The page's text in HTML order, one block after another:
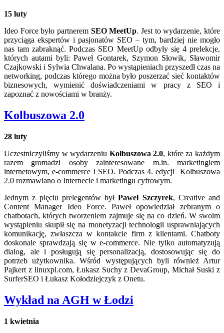
15 luty
Ideo Force było partnerem SEO MeetUp. Jest to wydarzenie, które
przyciąga ekspertów i pasjonatów SEO – tym, bardziej nie mogło
nas tam zabraknąć. Podczas SEO MeetUp odbyły się 4 prelekcje,
których autami byli: Paweł Gontarek, Szymon Słowik, Sławomir
Czajkowski i Sylwia Chwalana. Po wystąpieniach przyszedł czas na
networking, podczas którego można było poszerzać sieć kontaktów
biznesowych, wymienić doświadczeniami w pracy z SEO i
zapoznać z nowościami w branży.
Kolbuszowa 2.0
28 luty
Uczestniczyliśmy w wydarzeniu Kolbuszowa 2.0, które za każdym
razem gromadzi osoby zainteresowane m.in. marketingiem
internetowym, e-commerce i SEO. Podczas 4. edycji Kolbuszowa
2.0 rozmawiano o Internecie i marketingu cyfrowym.
Jednym z pięciu prelegentów byłPaweł Szczyrek, Creative and
Content Manager Ideo Force. Paweł opowiedział zebranym o
chatbotach, których tworzeniem zajmuje się na co dzień. W swoim
wystąpieniu skupił się na monetyzacji technologii usprawniających
komunikację, zwłaszcza w kontakcie firm z klientami. Chatboty
doskonale sprawdzają się w e-commerce. Nie tylko automatyzują
dialog, ale i posługują się personalizacją, dostosowując się do
potrzeb użytkownika. Wśród występujących byli również Artur
Pajkert z linuxpl.com, Łukasz Suchy z DevaGroup, Michał Suski z
SurferSEO i Łukasz Kołodziejczyk z Onetu.
Wykład na AGH w Łodzi
1 kwietnia